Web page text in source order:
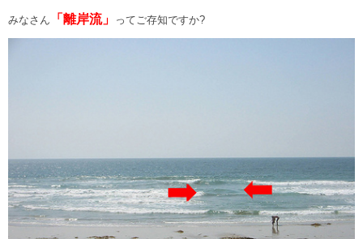
みなさん 「離岸流」 ってご存知ですか?